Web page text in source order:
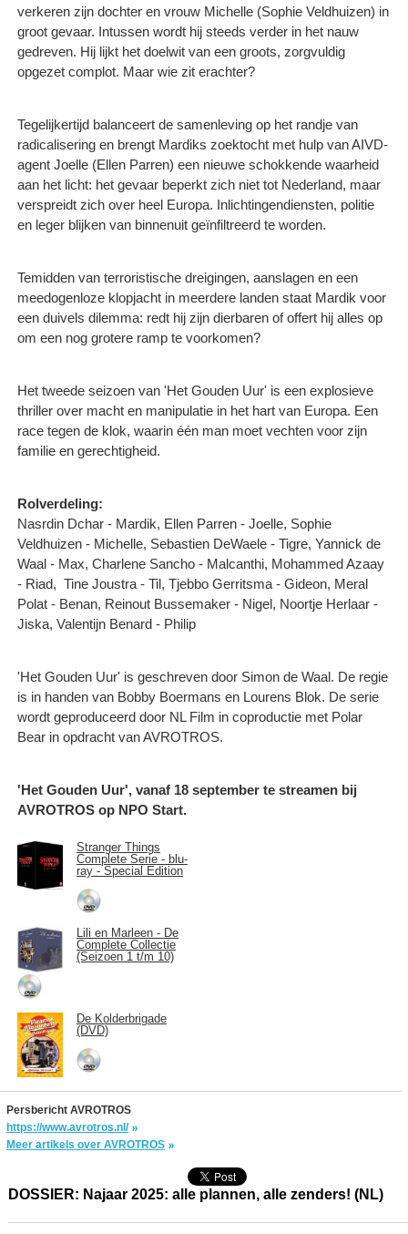
verkeren zijn dochter en vrouw Michelle (Sophie Veldhuizen) in
groot gevaar. Intussen wordt hij steeds verder in het nauw
gedreven. Hij lijkt het doelwit van een groots, zorgvuldig
opgezet complot. Maar wie zit erachter?
Tegelijkertijd balanceert de samenleving op het randje van
radicalisering en brengt Mardiks zoektocht met hulp van AIVD-
agent Joelle (Ellen Parren) een nieuwe schokkende waarheid
aan het licht: het gevaar beperkt zich niet tot Nederland, maar
verspreidt zich over heel Europa. Inlichtingendiensten, politie
en leger blijken van binnenuit geïnfiltreerd te worden.
Temidden van terroristische dreigingen, aanslagen en een
meedogenloze klopjacht in meerdere landen staat Mardik voor
een duivels dilemma: redt hij zijn dierbaren of offert hij alles op
om een nog grotere ramp te voorkomen?
Het tweede seizoen van 'Het Gouden Uur' is een explosieve
thriller over macht en manipulatie in het hart van Europa. Een
race tegen de klok, waarin één man moet vechten voor zijn
familie en gerechtigheid.
Rolverdeling:
Nasrdin Dchar - Mardik, Ellen Parren - Joelle, Sophie
Veldhuizen - Michelle, Sebastien DeWaele - Tigre, Yannick de
Waal - Max, Charlene Sancho - Malcanthi, Mohammed Azaay
- Riad, Tine Joustra - Til, Tjebbo Gerritsma - Gideon, Meral
Polat - Benan, Reinout Bussemaker - Nigel, Noortje Herlaar -
Jiska, Valentijn Benard - Philip
'Het Gouden Uur' is geschreven door Simon de Waal. De regie
is in handen van Bobby Boermans en Lourens Blok. De serie
wordt geproduceerd door NL Film in coproductie met Polar
Bear in opdracht van AVROTROS.
'Het Gouden Uur', vanaf 18 september te streamen bij
AVROTROS op NPO Start.
Stranger Things
Complete Serie - blu-
ray - Special Edition
Lili en Marleen - De
Complete Collectie
(Seizoen 1 t/m 10)
De Kolderbrigade
(DVD)
Persbericht AVROTROS
https://www.avrotros.nl/
Meer artikels over AVROTROS
DOSSIER: Najaar 2025: alle plannen, alle zenders! (NL)